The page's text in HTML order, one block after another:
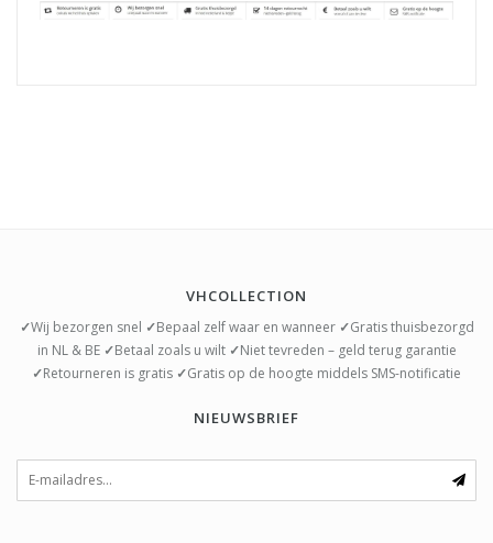
VHCOLLECTION
✓Wij bezorgen snel ✓Bepaal zelf waar en wanneer ✓Gratis thuisbezorgd
in NL & BE ✓Betaal zoals u wilt ✓Niet tevreden – geld terug garantie
✓Retourneren is gratis ✓Gratis op de hoogte middels SMS-notificatie
NIEUWSBRIEF